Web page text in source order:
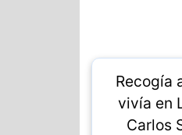
Recogía
vivía en
Carlos